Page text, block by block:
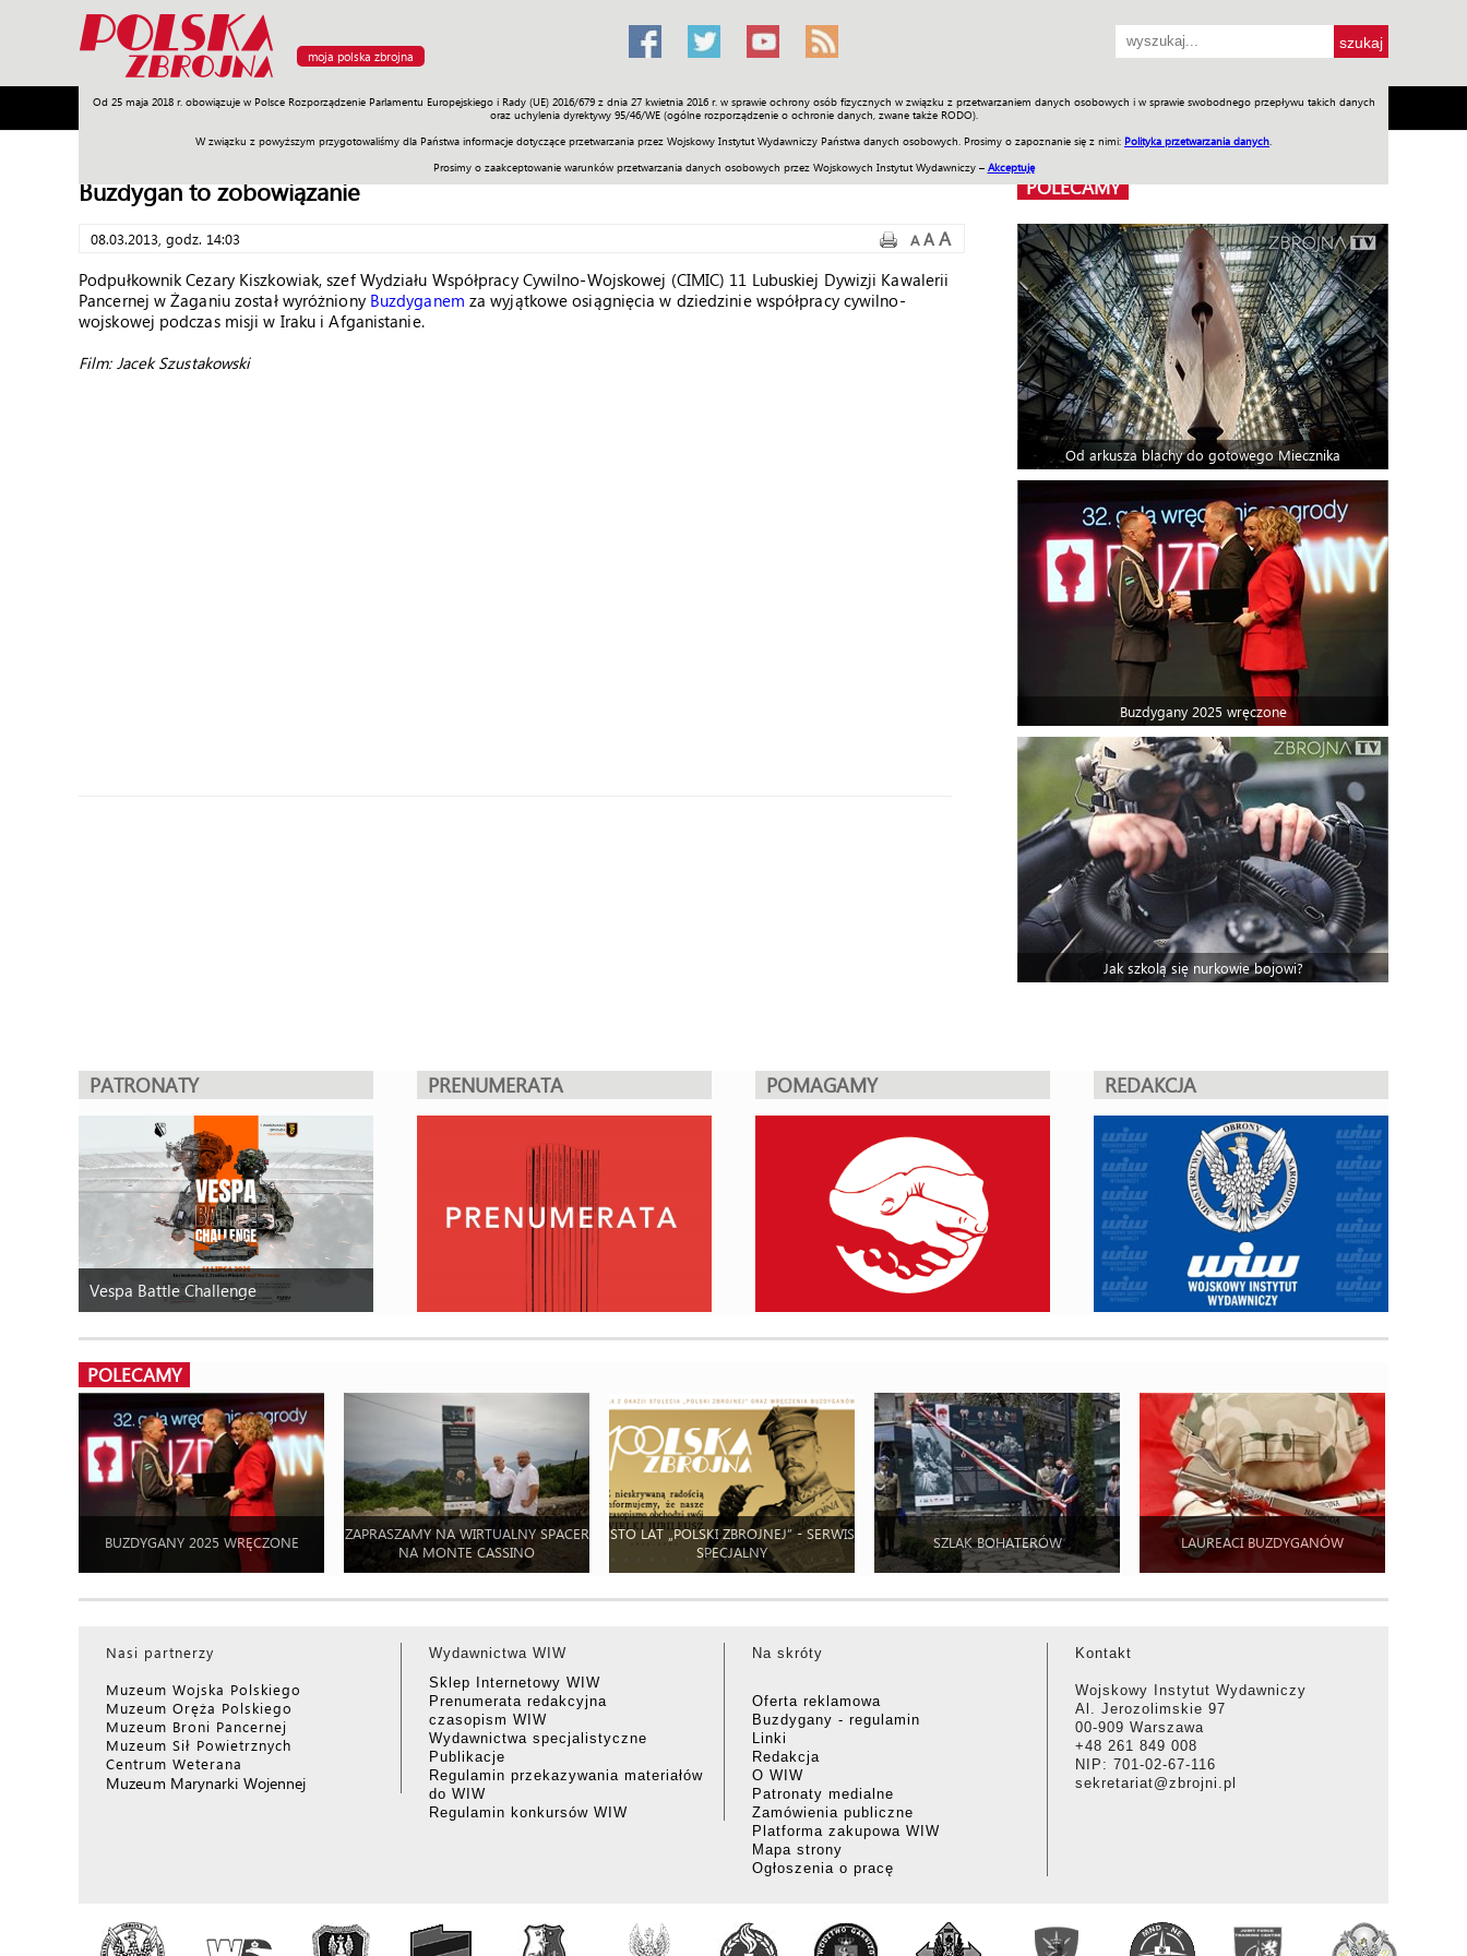
moja polska zbrojna
Od 25 maja 2018 r. obowiązuje w Polsce Rozporządzenie Parlamentu Europejskiego i Rady (UE) 2016/679 z dnia 27 kwietnia 2016 r. w sprawie ochrony osób fizycznych w związku z przetwarzaniem danych osobowych i w sprawie swobodnego przepływu takich danych
oraz uchylenia dyrektywy 95/46/WE (ogólne rozporządzenie o ochronie danych, zwane także RODO).
W związku z powyższym przygotowaliśmy dla Państwa informacje dotyczące przetwarzania przez Wojskowy Instytut Wydawniczy Państwa danych osobowych. Prosimy o zapoznanie się z nimi: Polityka przetwarzania danych
Prosimy o zaakceptowanie warunków przetwarzania danych osobowych przez Wojskowych Instytut Wydawniczy – Akceptuję
Armia Poligon Sprzęt Misje Polityka Prawo Świat Społeczność Sport Historia Galerie Wideo ENGLISH SKLEP Jednodniówki Praca w WIW
Buzdygan to zobowiązanie
08.03.2013, godz. 14:03 A A A
Podpułkownik Cezary Kiszkowiak, szef Wydziału Współpracy Cywilno-Wojskowej (CIMIC) 11 Lubuskiej Dywizji Kawalerii
Pancernej w Żaganiu został wyróżniony Buzdyganem za wyjątkowe osiągnięcia w dziedzinie współpracy cywilno-
wojskowej podczas misji w Iraku i Afganistanie.
Film: Jacek Szustakowski
POLECAMY
Od arkusza blachy do gotowego Miecznika
Buzdygany 2025 wręczone
Jak szkolą się nurkowie bojowi?
PATRONATY
Vespa Battle Challenge
PRENUMERATA POMAGAMY REDAKCJA
POLECAMY
BUZDYGANY 2025 WRĘCZONE
ZAPRASZAMY NA WIRTUALNY SPACER
NA MONTE CASSINO
STO LAT „POLSKI ZBROJNEJ” - SERWIS
SPECJALNY
SZLAK BOHATERÓW LAUREACI BUZDYGANÓW
Nasi partnerzy
Muzeum Wojska Polskiego
Muzeum Oręża Polskiego
Muzeum Broni Pancernej
Muzeum Sił Powietrznych
Centrum Weterana
Muzeum Marynarki Wojennej
Wydawnictwa WIW
Sklep Internetowy WIW
Prenumerata redakcyjna
czasopism WIW
Wydawnictwa specjalistyczne
Publikacje
Regulamin przekazywania materiałów
do WIW
Regulamin konkursów WIW
Na skróty
Oferta reklamowa
Buzdygany - regulamin
Linki
Redakcja
O WIW
Patronaty medialne
Zamówienia publiczne
Platforma zakupowa WIW
Mapa strony
Ogłoszenia o pracę
Kontakt
Wojskowy Instytut Wydawniczy
Al. Jerozolimskie 97
00-909 Warszawa
+48 261 849 008
NIP: 701-02-67-116
sekretariat@zbrojni.pl